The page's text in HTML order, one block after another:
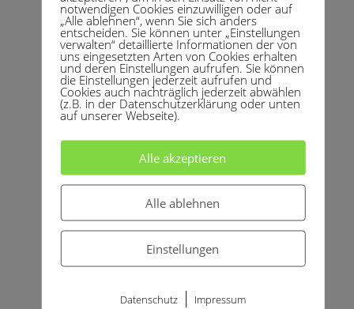
me and pilates
notwendigen Cookies einzuwilligen oder auf
„Alle ablehnen“, wenn Sie sich anders
entscheiden. Sie können unter „Einstellungen
verwalten“ detaillierte Informationen der von
uns eingesetzten Arten von Cookies erhalten
und deren Einstellungen aufrufen. Sie können
die Einstellungen jederzeit aufrufen und
Cookies auch nachträglich jederzeit abwählen
(z.B. in der Datenschutzerklärung oder unten
auf unserer Webseite).
Alle akzeptieren
Alle ablehnen
Einstellungen
Datenschutz| Impressum